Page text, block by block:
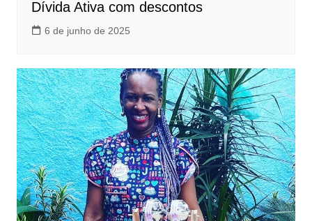
Dívida Ativa com descontos
6 de junho de 2025